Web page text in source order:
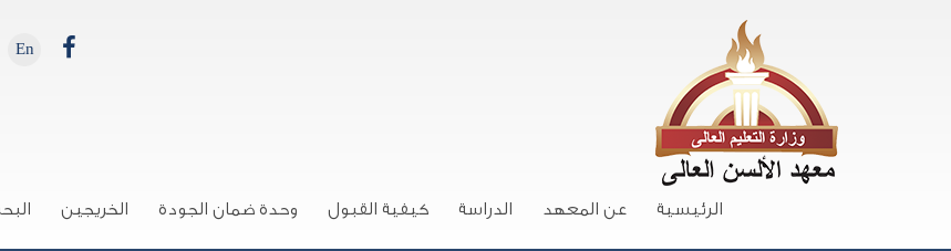
En
الرئيسية عن المعهد الدراسة كيفية القبول وحدة ضمان الجودة الخريجين